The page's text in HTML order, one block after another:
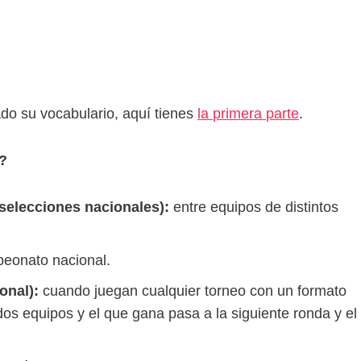
su vocabulario, aquí tienes la primera parte.
nacionales): entre equipos de distintos
nacional.
cuando juegan cualquier torneo con un formato
equipos y el que gana pasa a la siguiente ronda y el